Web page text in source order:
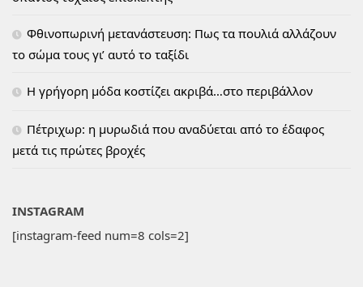
Φθινοπωρινή μετανάστευση: Πως τα πουλιά αλλάζουν
το σώμα τους γι’ αυτό το ταξίδι
H γρήγορη μόδα κοστίζει ακριβά…στο περιβάλλον
Πέτριχωρ: η μυρωδιά που αναδύεται από το έδαφος
μετά τις πρώτες βροχές
INSTAGRAM
[instagram-feed num=8 cols=2]